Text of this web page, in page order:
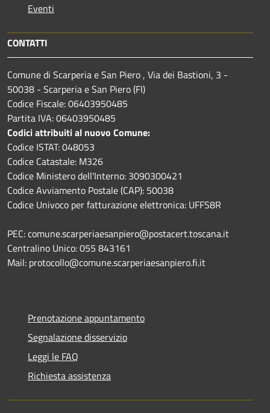
Eventi
CONTATTI
Comune di Scarperia e San Piero , Via dei Bastioni, 3 -
50038 - Scarperia e San Piero (FI)
Codice Fiscale: 06403950485
Partita IVA: 06403950485
Codici attribuiti al nuovo Comune:
Codice ISTAT: 048053
Codice Catastale: M326
Codice Ministero dell'Interno: 3090300421
Codice Avviamento Postale (CAP): 50038
Codice Univoco per fatturazione elettronica: UFFS8R
PEC: comune.scarperiaesanpiero@postacert.toscana.it
Centralino Unico: 055 843161
Mail: protocollo@comune.scarperiaesanpiero.fi.it
Prenotazione appuntamento
Segnalazione disservizio
Leggi le FAQ
Richiesta assistenza